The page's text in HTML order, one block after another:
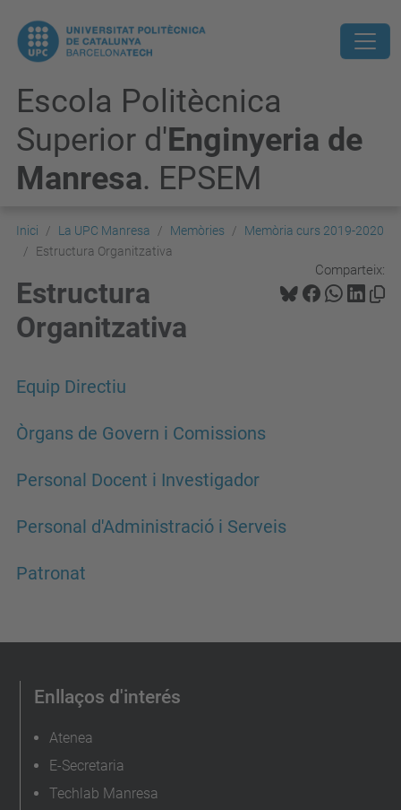
Escola Politècnica
Superior d'Enginyeria de
Manresa. EPSEM
Inici La UPC Manresa Memòries
Memòria curs 2019-2020
Estructura Organitzativa
Comparteix:
Estructura
Organitzativa
Equip Directiu
Òrgans de Govern i Comissions
Personal Docent i Investigador
Personal d'Administració i Serveis
Patronat
Enllaços d'interés
Atenea
E-Secretaria
Techlab Manresa